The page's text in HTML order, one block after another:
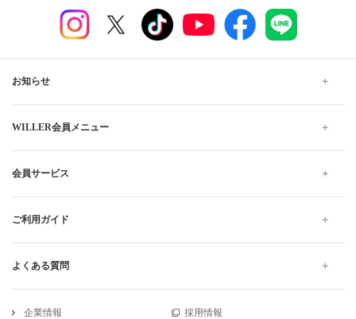
お知らせ
WILLER会員メニュー
会員サービス
ご利用ガイド
よくある質問
企業情報
採用情報